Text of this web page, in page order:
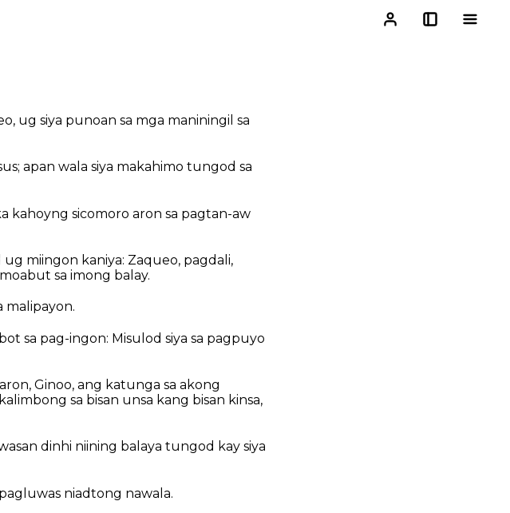
ug siya punoan sa mga maniningil sa
apan wala siya makahimo tungod sa
kahoyng sicomoro aron sa pagtan-aw
miingon kaniya: Zaqueo, pagdali,
sa imong balay.
malipayon.
sa pag-ingon: Misulod siya sa pagpuyo
Ginoo, ang katunga sa akong
sa bisan unsa kang bisan kinsa,
dinhi niining balaya tungod kay siya
niadtong nawala.